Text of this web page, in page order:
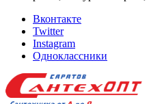
Вконтакте
Twitter
Instagram
Одноклассники